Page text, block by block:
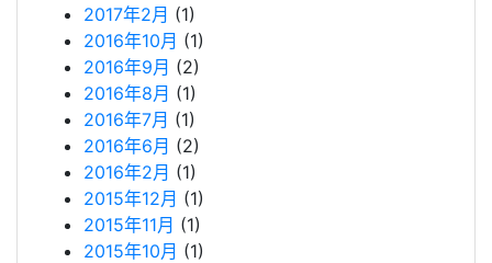
2017年2月 (1)
2016年10月 (1)
2016年9月 (2)
2016年8月 (1)
2016年7月 (1)
2016年6月 (2)
2016年2月 (1)
2015年12月 (1)
2015年11月 (1)
2015年10月 (1)